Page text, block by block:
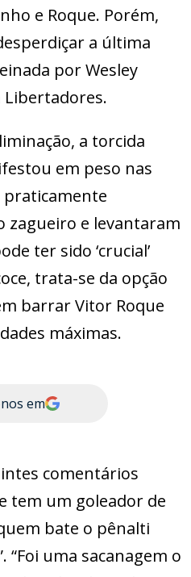
e Roque. Porém,
a última
por Wesley
Libertadores.
a torcida
em peso nas
praticamente
zagueiro e levantaram
ter sido ‘crucial’
trata-se da opção
barrar Vitor Roque
máximas.
em
comentários
tem um goleador de
bate o pênalti
“Foi uma sacanagem o